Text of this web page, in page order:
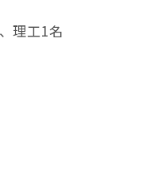
理工1名